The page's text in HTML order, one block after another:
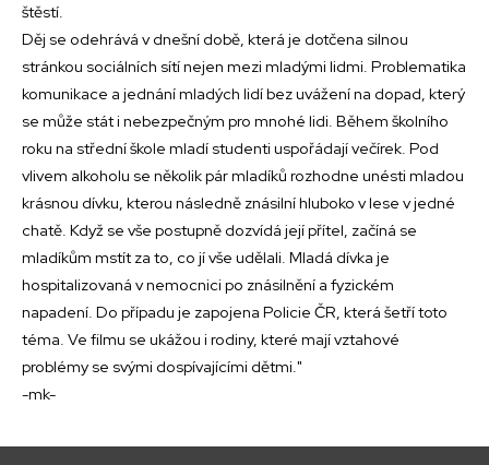
štěstí.
Děj se odehrává v dnešní době, která je dotčena silnou
stránkou sociálních sítí nejen mezi mladými lidmi. Problematika
komunikace a jednání mladých lidí bez uvážení na dopad, který
se může stát i nebezpečným pro mnohé lidi. Během školního
roku na střední škole mladí studenti uspořádají večírek. Pod
vlivem alkoholu se několik pár mladíků rozhodne unésti mladou
krásnou dívku, kterou následně znásilní hluboko v lese v jedné
chatě. Když se vše postupně dozvídá její přítel, začíná se
mladíkům mstít za to, co jí vše udělali. Mladá dívka je
hospitalizovaná v nemocnici po znásilnění a fyzickém
napadení. Do případu je zapojena Policie ČR, která šetří toto
téma. Ve filmu se ukážou i rodiny, které mají vztahové
problémy se svými dospívajícími dětmi."
-mk-